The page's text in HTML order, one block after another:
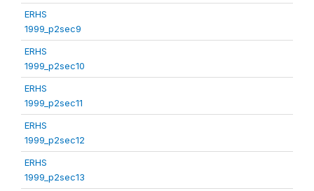
ERHS
1999_p2sec9
ERHS
1999_p2sec10
ERHS
1999_p2sec11
ERHS
1999_p2sec12
ERHS
1999_p2sec13